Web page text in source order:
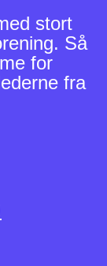
stort
Så
for
fra